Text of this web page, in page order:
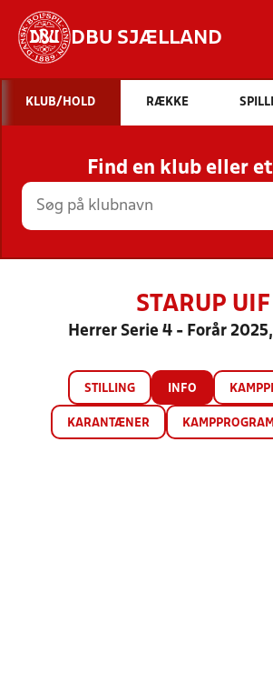
DBU SJÆLLAND
INDHOLD
STILLINGER, RESULTATER,
HOLD
KLUB/HOLD RÆKKE
Find en klub eller
STARUP UIF
Herrer Serie 4 - Forår
STILLING INFO
KARANTÆNER